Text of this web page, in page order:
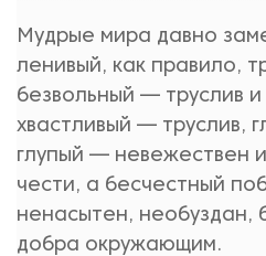
Мудрые мира давно
ленивый, как правило,
безвольный — труслив и
хвастливый — труслив,
глупый — невежествен
чести, а бесчестный
ненасытен, необуздан,
добра окружающим.